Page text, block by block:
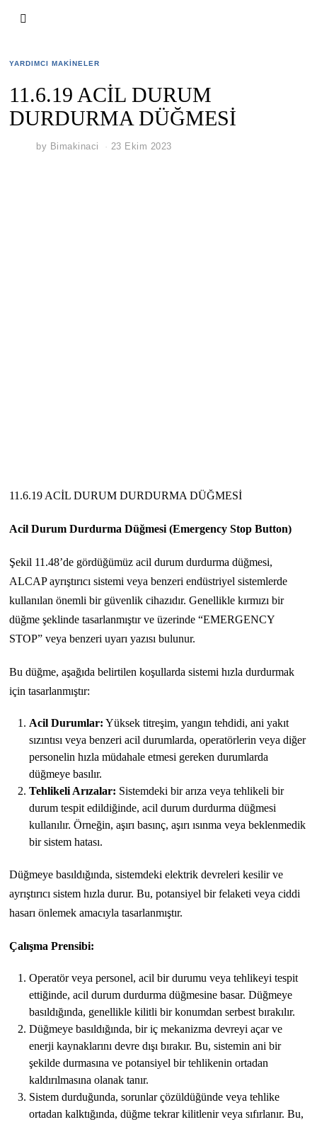
YARDIMCI MAKINELER
11.6.19 ACİL DURUM
DURDURMA DÜĞMESİ
by Bimakinaci 23 Ekim 2023
11.6.19 ACİL DURUM DURDURMA DÜĞMESİ
Acil Durum Durdurma Düğmesi (Emergency Stop Button)
Şekil 11.48’de gördüğümüz acil durum durdurma düğmesi,
ALCAP ayrıştırıcı sistemi veya benzeri endüstriyel sistemlerde
kullanılan önemli bir güvenlik cihazıdır. Genellikle kırmızı bir
düğme şeklinde tasarlanmıştır ve üzerinde “EMERGENCY
STOP” veya benzeri uyarı yazısı bulunur.
Bu düğme, aşağıda belirtilen koşullarda sistemi hızla durdurmak
için tasarlanmıştır:
Acil Durumlar: Yüksek titreşim, yangın tehdidi, ani yakıt
sızıntısı veya benzeri acil durumlarda, operatörlerin veya diğer
personelin hızla müdahale etmesi gereken durumlarda
düğmeye basılır.
Tehlikeli Arızalar: Sistemdeki bir arıza veya tehlikeli bir
durum tespit edildiğinde, acil durum durdurma düğmesi
kullanılır. Örneğin, aşırı basınç, aşırı ısınma veya beklenmedik
bir sistem hatası.
Düğmeye basıldığında, sistemdeki elektrik devreleri kesilir ve
ayrıştırıcı sistem hızla durur. Bu, potansiyel bir felaketi veya ciddi
hasarı önlemek amacıyla tasarlanmıştır.
Çalışma Prensibi:
Operatör veya personel, acil bir durumu veya tehlikeyi tespit
ettiğinde, acil durum durdurma düğmesine basar. Düğmeye
basıldığında, genellikle kilitli bir konumdan serbest bırakılır.
Düğmeye basıldığında, bir iç mekanizma devreyi açar ve
enerji kaynaklarını devre dışı bırakır. Bu, sistemin ani bir
şekilde durmasına ve potansiyel bir tehlikenin ortadan
kaldırılmasına olanak tanır.
Sistem durduğunda, sorunlar çözüldüğünde veya tehlike
ortadan kalktığında, düğme tekrar kilitlenir veya sıfırlanır. Bu,